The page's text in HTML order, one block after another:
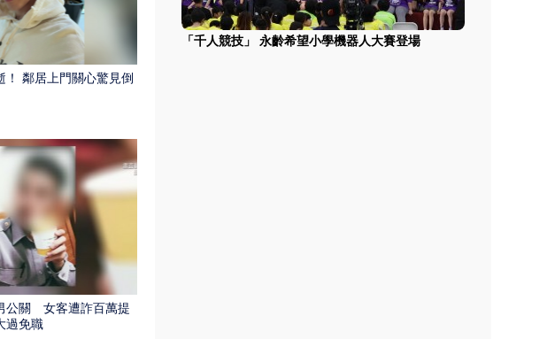
！ 鄰居上門關心驚見倒
公關 女客遭詐百萬提
過免職
「千人競技」 永齡希望小學機器人大賽登場